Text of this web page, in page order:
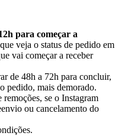
para começar a
veja o status de pedido em
vai começar a receber
de 48h a 72h para concluir,
pedido, mais demorado.
se o Instagram
ou cancelamento do